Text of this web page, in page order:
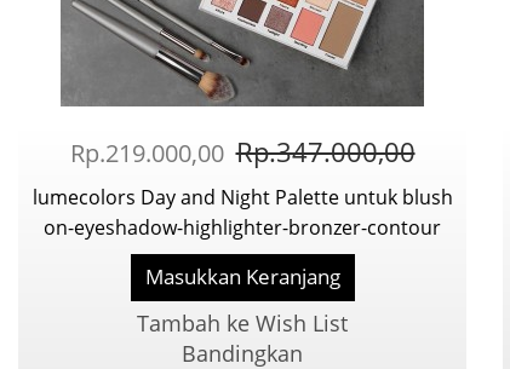
Rp.219.000,00 Rp.347.000,00
lumecolors Day and Night Palette untuk blush
on-eyeshadow-highlighter-bronzer-contour
Masukkan Keranjang
Tambah ke Wish List
Bandingkan